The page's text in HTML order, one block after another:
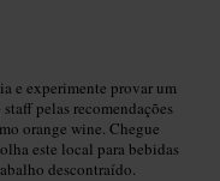
e experimente provar um
pelas recomendações
orange wine. Chegue
este local para bebidas
descontraído.